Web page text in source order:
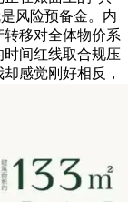
风险预备金。内
移对全体物价系
间红线取合规压
感觉刚好相反，